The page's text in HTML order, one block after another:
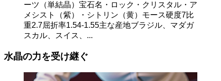
ーツ（単結晶）宝石名・ロック・クリスタル・ア
メシスト（紫）・シトリン（黄）モース硬度7比
重2.7屈折率1.54-1.55主な産地ブラジル、マダガ
スカル、スイス、...
水晶の力を受け継ぐ